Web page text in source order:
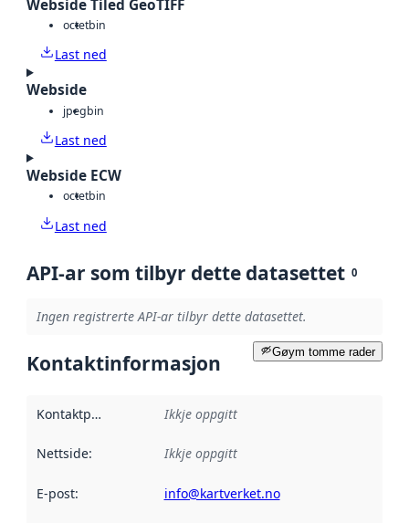
Webside Tiled GeoTIFF
octetbin
Last ned
Webside
jpegbin
Last ned
Webside ECW
octetbin
Last ned
API-ar som tilbyr dette datasettet 0
Ingen registrerte API-ar tilbyr dette datasettet.
Gøym tomme rader
Kontaktinformasjon
Kontaktpunkt Ikkje oppgitt
Nettside: Ikkje oppgitt
E-post: info@kartverket.no